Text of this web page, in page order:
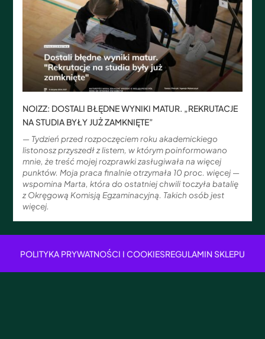
NOIZZ: DOSTALI BŁĘDNE WYNIKI MATUR. „REKRUTACJE
NA STUDIA BYŁY JUŻ ZAMKNIĘTE”
— Tydzień przed rozpoczęciem roku akademickiego
listonosz przyszedł z listem, w którym poinformowano
mnie, że treść mojej rozprawki zasługiwała na więcej
punktów. Moja praca finalnie otrzymała 10 proc. więcej —
wspomina Marta, która do ostatniej chwili toczyła batalię
z Okręgową Komisją Egzaminacyjną. Takich osób jest
więcej.
POLITYKA PRYWATNOŚCI I COOKIESREGULAMIN SKLEPU